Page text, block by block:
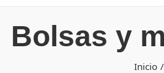
Bolsas y
Inicio